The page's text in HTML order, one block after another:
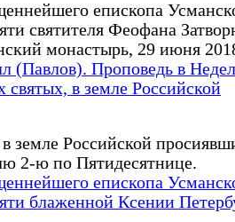
епископа
святителя Феофана
монастырь, 29 июня
(Павлов). Проповедь в
святых, в земле Российской
земле Российской
2-ю по Пятидесятнице.
епископа
блаженной Ксении